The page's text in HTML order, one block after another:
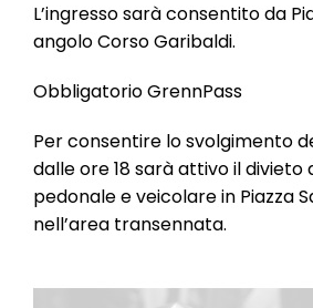
L’ingresso sarà consentito da
angolo Corso Garibaldi.
Obbligatorio GrennPass
Per consentire lo svolgimento
dalle ore 18 sarà attivo il divieto
pedonale e veicolare in Piazza
nell’area transennata.